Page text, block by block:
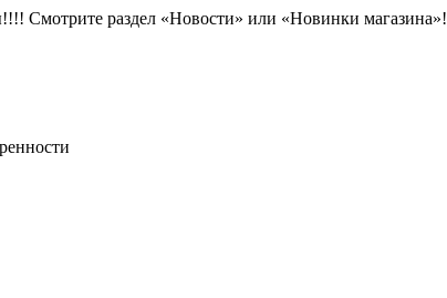
Смотрите раздел «Новости» или «Новинки магазина»!